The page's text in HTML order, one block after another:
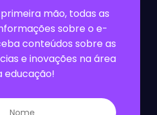
mão, todas as
sobre o e-
conteúdos sobre as
e inovações na área
educação!